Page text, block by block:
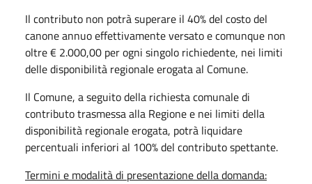
Il contributo non potrà superare il 40% del costo del
canone annuo effettivamente versato e comunque non
oltre € 2.000,00 per ogni singolo richiedente, nei limiti
delle disponibilità regionale erogata al Comune.
Il Comune, a seguito della richiesta comunale di
contributo trasmessa alla Regione e nei limiti della
disponibilità regionale erogata, potrà liquidare
percentuali inferiori al 100% del contributo spettante.
Termini e modalità di presentazione della domanda: